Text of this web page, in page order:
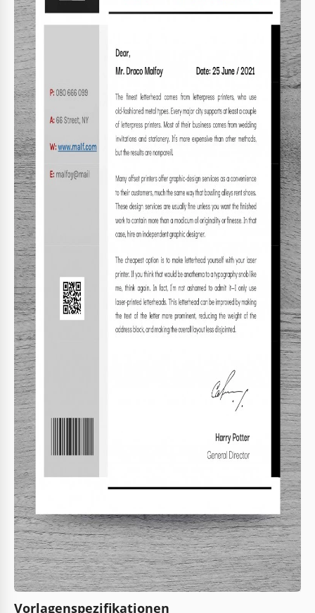
Vorlagenspezifikationen